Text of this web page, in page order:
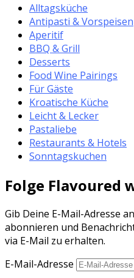
Alltagsküche
Antipasti & Vorspeisen
Aperitif
BBQ & Grill
Desserts
Food Wine Pairings
Für Gäste
Kroatische Küche
Leicht & Lecker
Pastaliebe
Restaurants & Hotels
Sonntagskuchen
Folge Flavoured
Gib Deine E-Mail-Adresse
abonnieren und
via E-Mail zu erhalten.
E-Mail-Adresse